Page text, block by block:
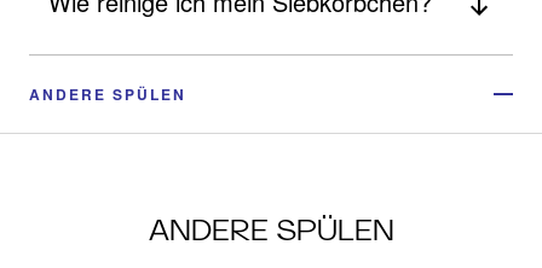
ANDERE SPÜLEN
ANDERE SPÜLEN